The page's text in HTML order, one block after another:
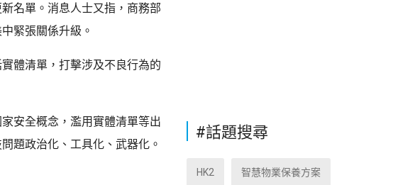
名單。消息人士又指，商務部
緊張關係升級。
體清單，打擊涉及不良行為的
安全概念，濫用實體清單等出
題政治化、工具化、武器化。
#話題搜尋
HK2 智慧物業保養方案